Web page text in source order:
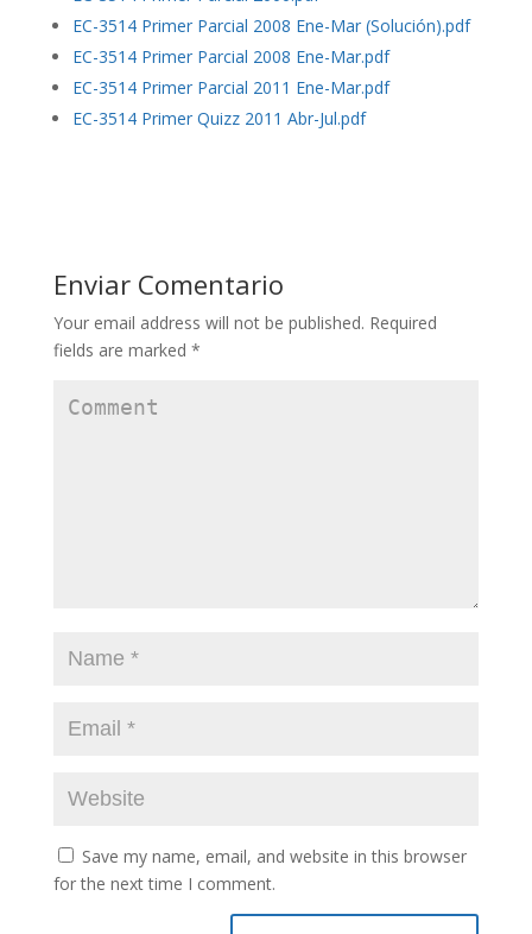
EC-3514 Primer Parcial 2008 Ene-Mar (Solución).pdf
EC-3514 Primer Parcial 2008 Ene-Mar.pdf
EC-3514 Primer Parcial 2011 Ene-Mar.pdf
EC-3514 Primer Quizz 2011 Abr-Jul.pdf
Enviar Comentario
Your email address will not be published. Required
fields are marked *
Save my name, email, and website in this browser
for the next time I comment.